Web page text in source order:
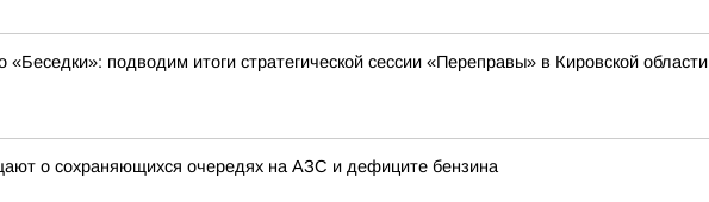
подводим итоги стратегической сессии «Переправы» в Кировской области
о сохраняющихся очередях на АЗС и дефиците бензина